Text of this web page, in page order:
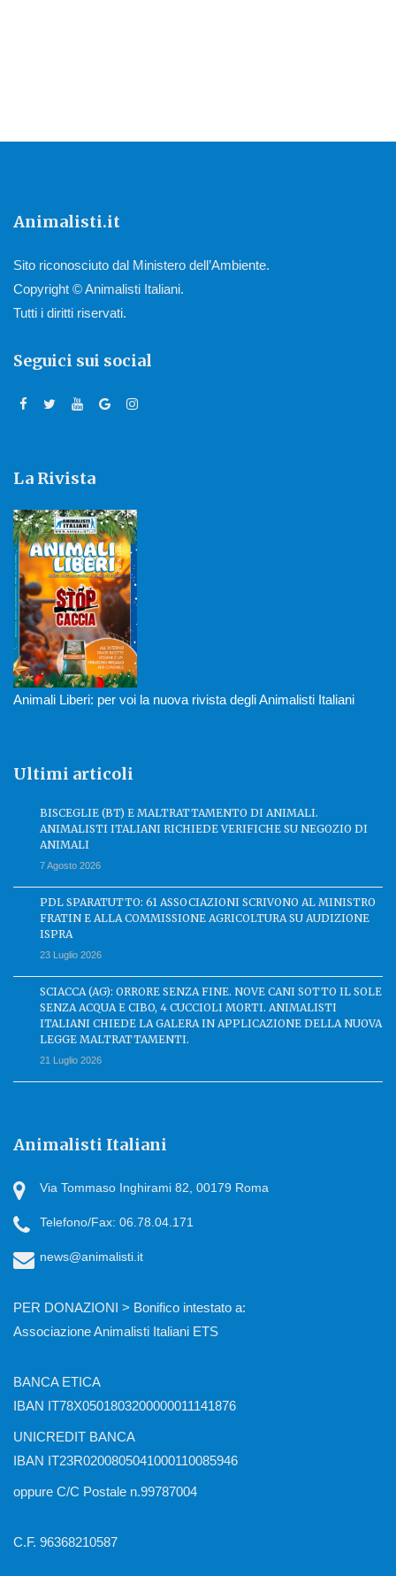
Animalisti.it
Sito riconosciuto dal Ministero dell’Ambiente.
Copyright © Animalisti Italiani.
Tutti i diritti riservati.
Seguici sui social
La Rivista
Animali Liberi: per voi la nuova rivista degli Animalisti Italiani
Ultimi articoli
BISCEGLIE (BT) E MALTRATTAMENTO DI ANIMALI.
ANIMALISTI ITALIANI RICHIEDE VERIFICHE SU NEGOZIO DI
ANIMALI
7 Agosto 2026
PDL SPARATUTTO: 61 ASSOCIAZIONI SCRIVONO AL MINISTRO
FRATIN E ALLA COMMISSIONE AGRICOLTURA SU AUDIZIONE
ISPRA
23 Luglio 2026
SCIACCA (AG): ORRORE SENZA FINE. NOVE CANI SOTTO IL SOLE
SENZA ACQUA E CIBO, 4 CUCCIOLI MORTI. ANIMALISTI
ITALIANI CHIEDE LA GALERA IN APPLICAZIONE DELLA NUOVA
LEGGE MALTRATTAMENTI.
21 Luglio 2026
Animalisti Italiani
Via Tommaso Inghirami 82, 00179 Roma
Telefono/Fax: 06.78.04.171
news@animalisti.it
PER DONAZIONI > Bonifico intestato a:
Associazione Animalisti Italiani ETS
BANCA ETICA
IBAN IT78X0501803200000011141876
UNICREDIT BANCA
IBAN IT23R0200805041000110085946
oppure C/C Postale n.99787004
C.F. 96368210587